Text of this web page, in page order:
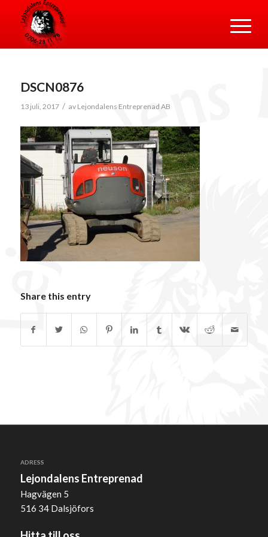
DSCN0876
13 juli, 2017 / av Lejondalens Entreprenad AB
Share this entry
ADRESS
Lejondalens Entreprenad
Hagvägen 5
516 34 Dalsjöfors